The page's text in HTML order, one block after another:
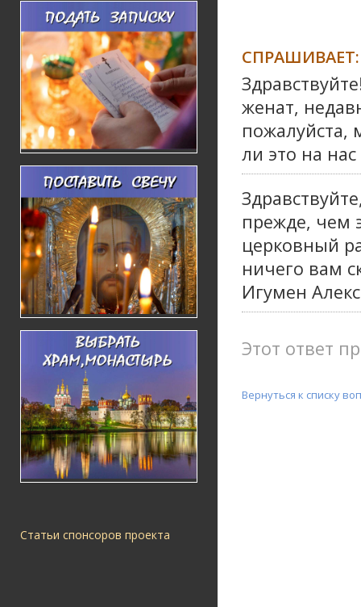
Статьи спонсоров проекта
СПРАШИВАЕТ:
женат,
пожалуйста,
ли это на
прежде, чем
церковный
ничего вам
Игумен
Этот ответ
Вернуться к списку